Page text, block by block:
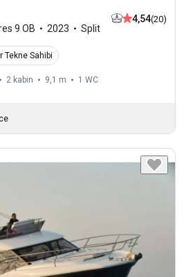
9 OB 2023 Split
4,54(20)
Tekne Sahibi
2 kabin 9,1 m 1 WC